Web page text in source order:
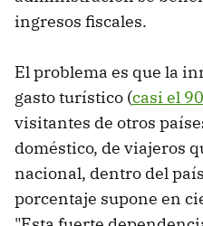
ingresos fiscales.
El problema es que la
gasto turístico (casi el
visitantes de otros
doméstico, de viajeros
nacional, dentro del
porcentaje supone en